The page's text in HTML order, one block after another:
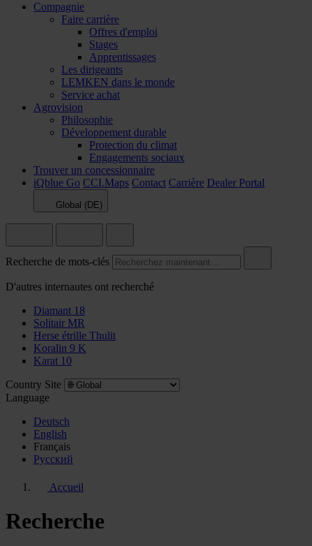
Compagnie
Faire carrière
Offres d'emploi
Stages
Apprentissages
Les dirigeants
LEMKEN dans le monde
Service achat
Agrovision
Philosophie
Développement durable
Protection du climat
Engagements sociaux
Trouver un concessionnaire
iQblue Go CCI.Maps Contact Carrière Dealer Portal
Global (DE)
Recherche de mots-clés
D'autres internautes ont recherché
Diamant 18
Solitair MR
Herse étrille Thulit
Koralin 9 K
Karat 10
Country Site
Language
Deutsch
English
Français
Pусский
Accueil
Recherche